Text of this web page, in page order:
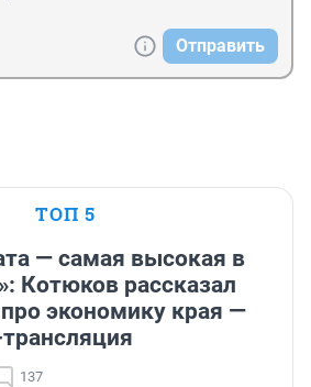
Отправить
ТОП 5
— самая высокая в
Котюков рассказал
экономику края —
137